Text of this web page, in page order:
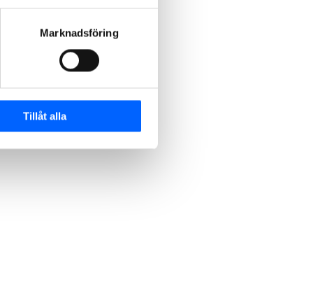
Marknadsföring
Tillåt alla